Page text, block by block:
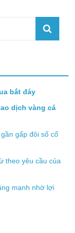
bắt đáy
dịch vàng cá
gấp đôi số cổ
theo yêu cầu của
mạnh nhờ lợi